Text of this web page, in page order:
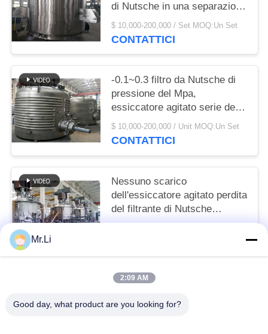
di Nutsche in una separazione
di solido liquido a macchina
$ 10,000-200,000 / Set MOQ:Un Set
CONTATTICI
-0.1~0.3 filtro da Nutsche di
pressione del Mpa,
essiccatore agitato serie del
filtrante di GXG
$ 10,000-200,000 / Unit MOQ:Un Set
CONTATTICI
Nessuno scarico
dell'essiccatore agitato perdita
del filtrante di Nutsche
automaticamente per petrolio
Mr.Li
2:09 AM
Good day, what product are you looking for?